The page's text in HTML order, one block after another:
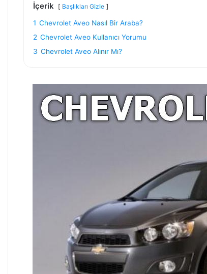
İçerik Başlıkları Gizle
1 Chevrolet Aveo Nasıl Bir Araba?
2 Chevrolet Aveo Kullanıcı Yorumu
3 Chevrolet Aveo Alınır Mı?